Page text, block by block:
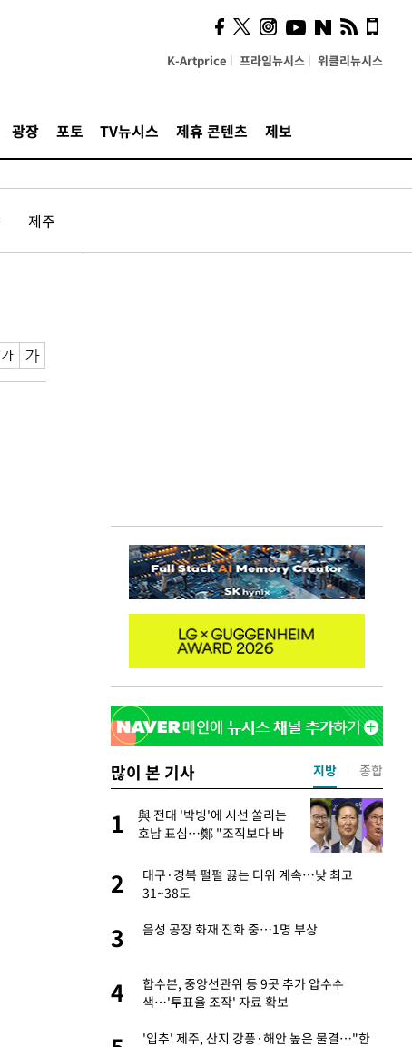
K-Artprice 프라임뉴시스 위클리뉴시스
광장 포토 TV뉴시스 제휴 콘텐츠 제보
제주
많이 본 기사
다"…탈북민 김
상
1
與 전대 '박빙'에 시선 쏠리는
호남 표심…鄭 "조직보다 바
2
대구·경북 펄펄 끓는 더위 계속…낮 최고
31~38도
3 음성 공장 화재 진화 중…1명 부상
4
합수본, 중앙선관위 등 9곳 추가 압수수
색…'투표율 조작' 자료 확보
'입추' 제주, 산지 강풍·해안 높은 물결…"한
지방 종합